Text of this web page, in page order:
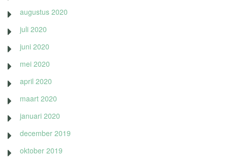
augustus 2020
juli 2020
juni 2020
mei 2020
april 2020
maart 2020
januari 2020
december 2019
oktober 2019